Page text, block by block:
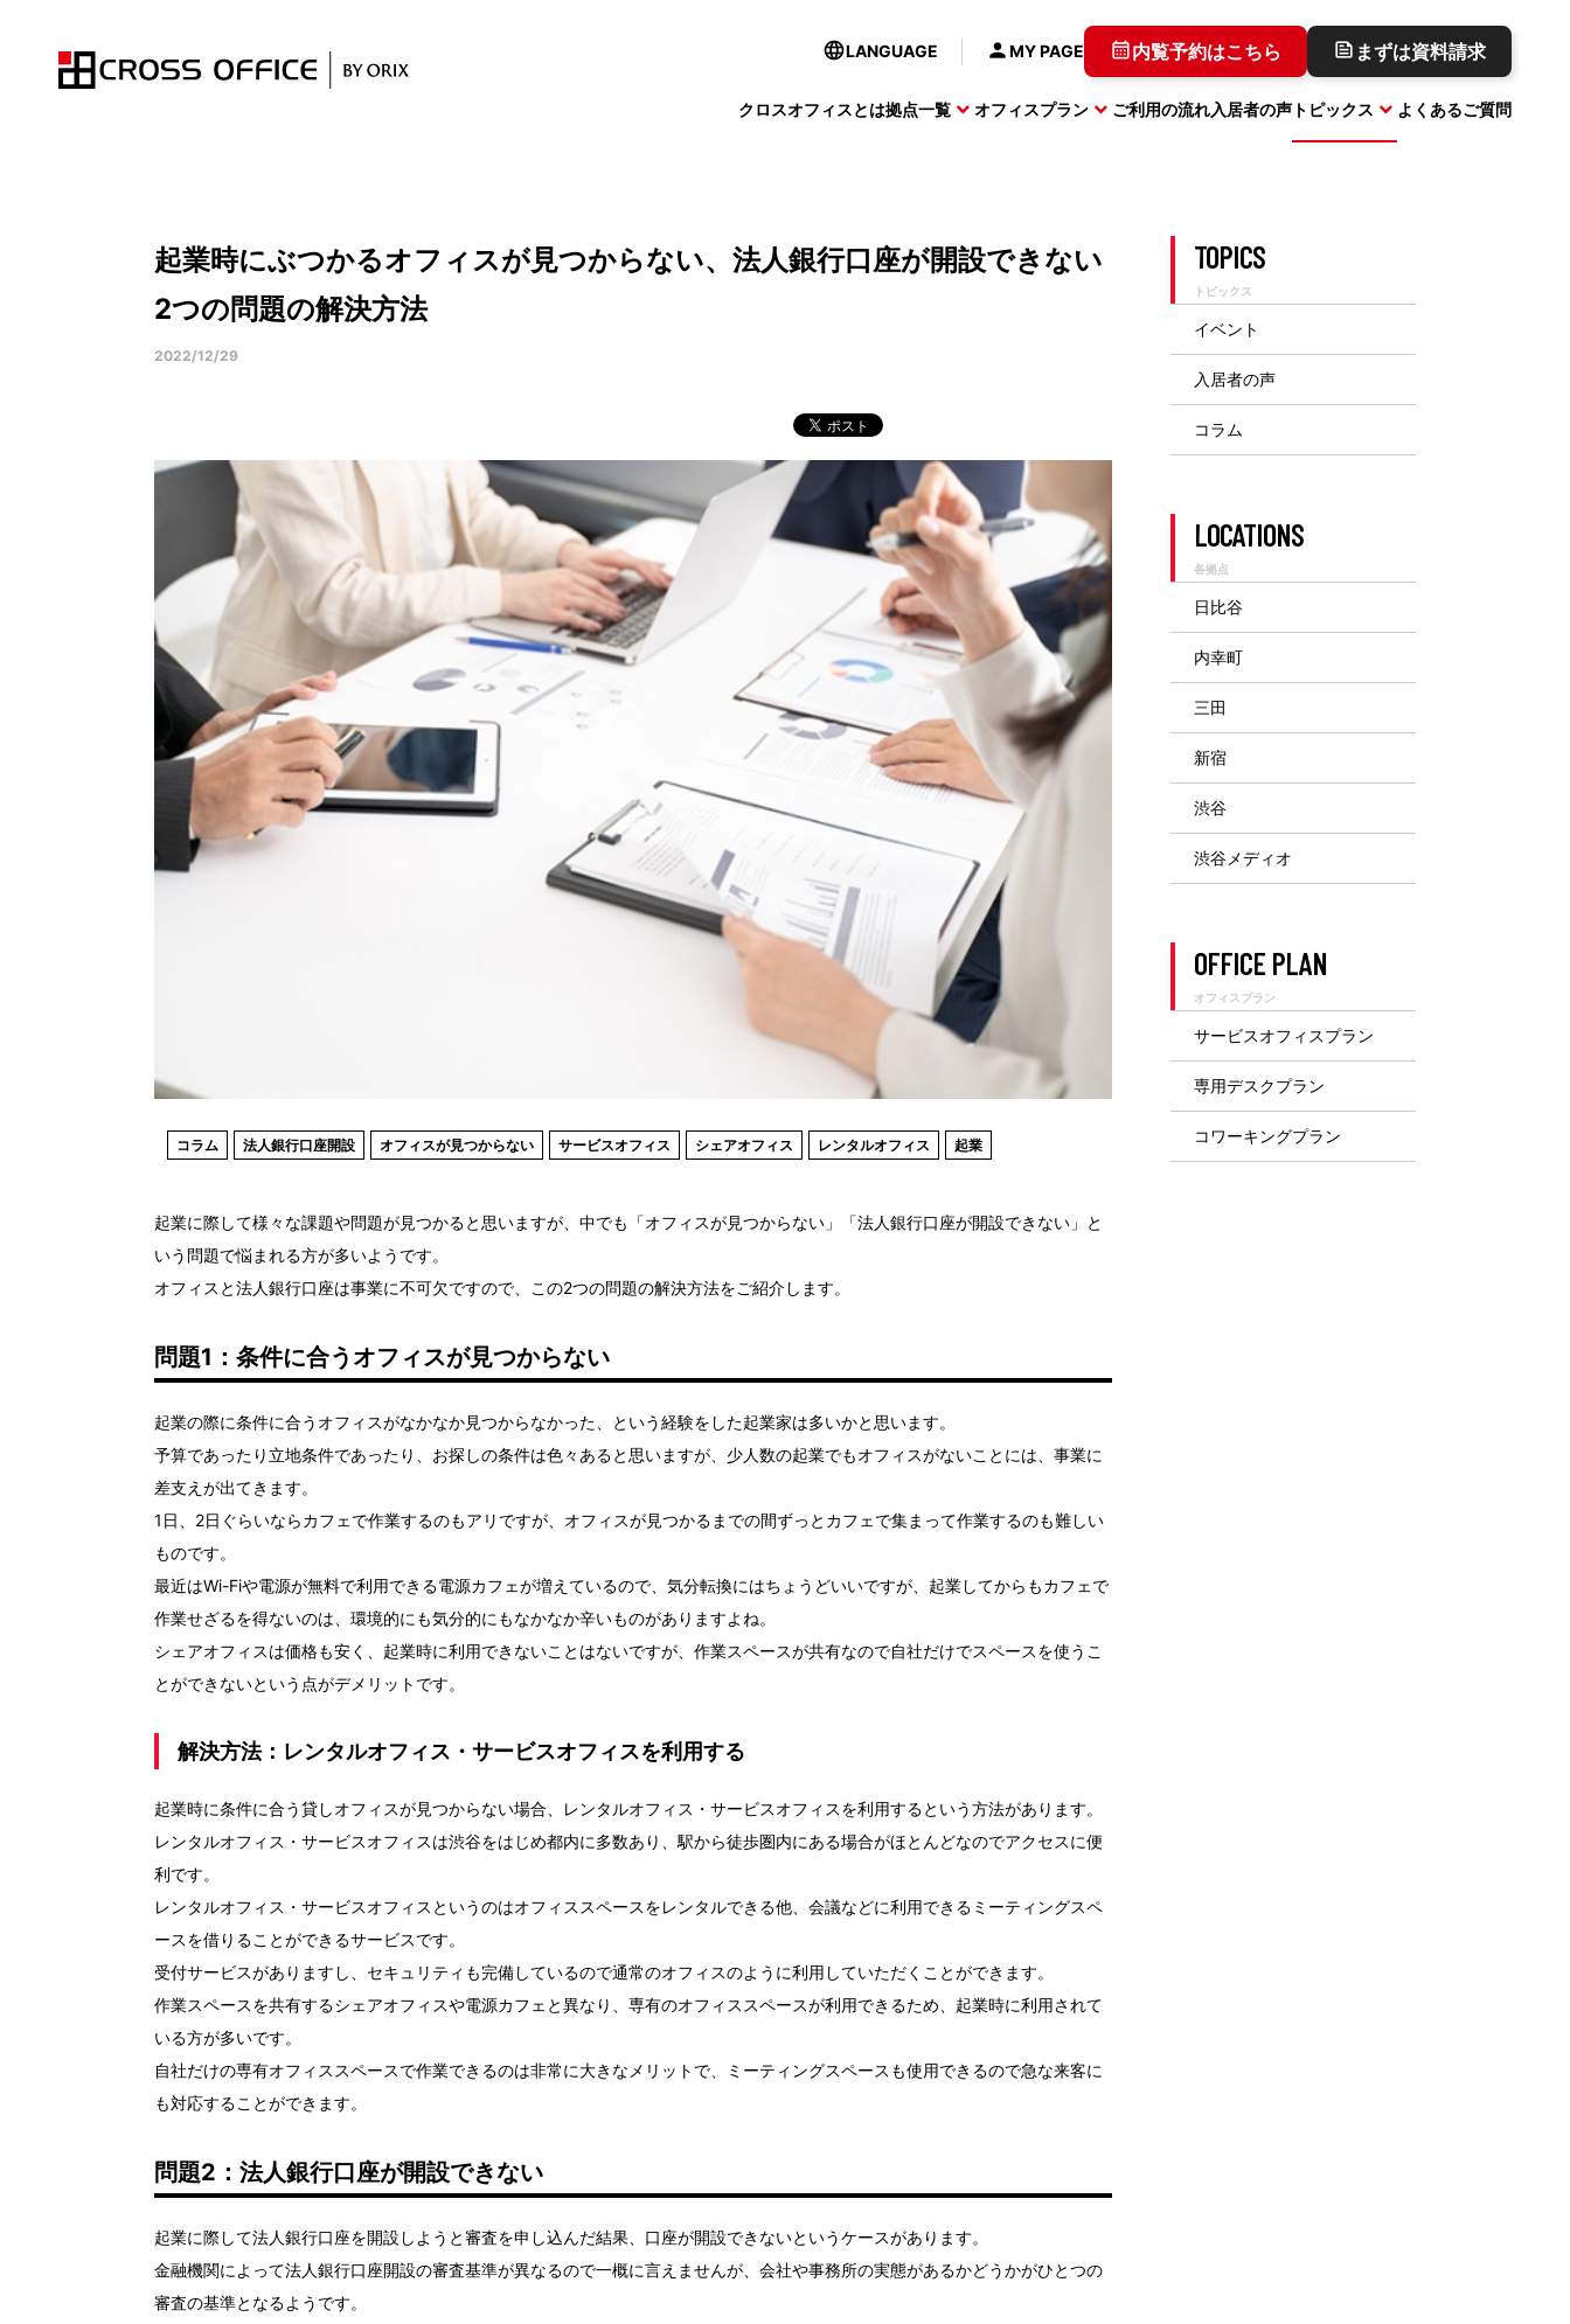
LANGUAGE MY PAGE 内覧予約はこちら まずは資料請求
クロスオフィスとは拠点一覧
三田
新宿
キャンペーン実施中
渋谷
キャンペーン実施中
渋谷メディオ
オフィスプラン
コワーキングプラン
ご利用の流れ入居者の声 トピックス
コラム
よくあるご質問
起業時にぶつかるオフィスが見つからない、法人銀行口座が開設できない
2つの問題の解決方法
2022/12/29
コラム 法人銀行口座開設 オフィスが見つからない サービスオフィス シェアオフィス レンタルオフィス 起業
起業に際して様々な課題や問題が見つかると思いますが、中でも「オフィスが見つからない」「法人銀行口座が開設できない」と
いう問題で悩まれる方が多いようです。
オフィスと法人銀行口座は事業に不可欠ですので、この2つの問題の解決方法をご紹介します。
問題1：条件に合うオフィスが見つからない
起業の際に条件に合うオフィスがなかなか見つからなかった、という経験をした起業家は多いかと思います。
予算であったり立地条件であったり、お探しの条件は色々あると思いますが、少人数の起業でもオフィスがないことには、事業に
差支えが出てきます。
1日、2日ぐらいならカフェで作業するのもアリですが、オフィスが見つかるまでの間ずっとカフェで集まって作業するのも難しい
ものです。
最近はWi-Fiや電源が無料で利用できる電源カフェが増えているので、気分転換にはちょうどいいですが、起業してからもカフェで
作業せざるを得ないのは、環境的にも気分的にもなかなか辛いものがありますよね。
シェアオフィスは価格も安く、起業時に利用できないことはないですが、作業スペースが共有なので自社だけでスペースを使うこ
とができないという点がデメリットです。
解決方法：レンタルオフィス・サービスオフィスを利用する
起業時に条件に合う貸しオフィスが見つからない場合、レンタルオフィス・サービスオフィスを利用するという方法があります。
レンタルオフィス・サービスオフィスは渋谷をはじめ都内に多数あり、駅から徒歩圏内にある場合がほとんどなのでアクセスに便
利です。
レンタルオフィス・サービスオフィスというのはオフィススペースをレンタルできる他、会議などに利用できるミーティングスペ
ースを借りることができるサービスです。
受付サービスがありますし、セキュリティも完備しているので通常のオフィスのように利用していただくことができます。
作業スペースを共有するシェアオフィスや電源カフェと異なり、専有のオフィススペースが利用できるため、起業時に利用されて
いる方が多いです。
自社だけの専有オフィススペースで作業できるのは非常に大きなメリットで、ミーティングスペースも使用できるので急な来客に
も対応することができます。
問題2：法人銀行口座が開設できない
起業に際して法人銀行口座を開設しようと審査を申し込んだ結果、口座が開設できないというケースがあります。
金融機関によって法人銀行口座開設の審査基準が異なるので一概に言えませんが、会社や事務所の実態があるかどうかがひとつの
審査の基準となるようです。
TOPICS
トピックス
イベント
入居者の声
コラム
LOCATIONS
各拠点
日比谷
内幸町
三田
新宿
渋谷
渋谷メディオ
OFFICE PLAN
オフィスプラン
サービスオフィスプラン
専用デスクプラン
コワーキングプラン